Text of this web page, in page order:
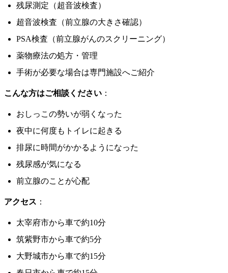
残尿測定（超音波検査）
超音波検査（前立腺の大きさ確認）
PSA検査（前立腺がんのスクリーニング）
薬物療法の処方・管理
手術が必要な場合は専門施設へご紹介
こんな方はご相談ください ：
おしっこの勢いが弱くなった
夜中に何度もトイレに起きる
排尿に時間がかかるようになった
残尿感が気になる
前立腺のことが心配
アクセス ：
太宰府市から車で約10分
筑紫野市から車で約5分
大野城市から車で約15分